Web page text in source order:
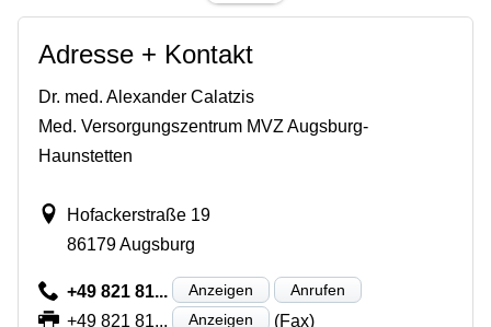
Adresse + Kontakt
Dr. med. Alexander Calatzis
Med. Versorgungszentrum MVZ Augsburg-
Haunstetten
Hofackerstraße 19
86179 Augsburg
+49 821 81... Anzeigen Anrufen
+49 821 81... Anzeigen (Fax)